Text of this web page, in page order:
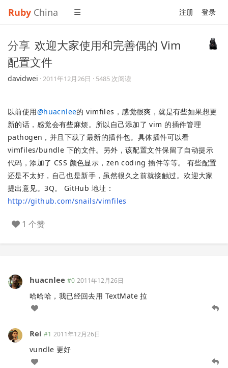
Ruby China 注册 登录
分享 欢迎大家使用和完善偶的 Vim
配置文件
davidwei ·2011年12月26日 · 5485 次阅读
以前使用@huacnlee的 vimfiles，感觉很爽，就是有些如果想更
新的话，感觉会有些麻烦。所以自己添加了 vim 的插件管理
pathogen，并且下载了最新的插件包。具体插件可以看
vimfiles/bundle 下的文件。另外，该配置文件保留了自动提示
代码，添加了 CSS 颜色显示，zen coding 插件等等。 有些配置
还是不太好，自己也是新手，虽然很久之前就接触过。欢迎大家
提出意见。3Q。 GitHub 地址：
http://github.com/snails/vimfiles
1 个赞
huacnlee #0 2011年12月26日
哈哈哈，我已经回去用 TextMate 拉
Rei #1 2011年12月26日
vundle 更好